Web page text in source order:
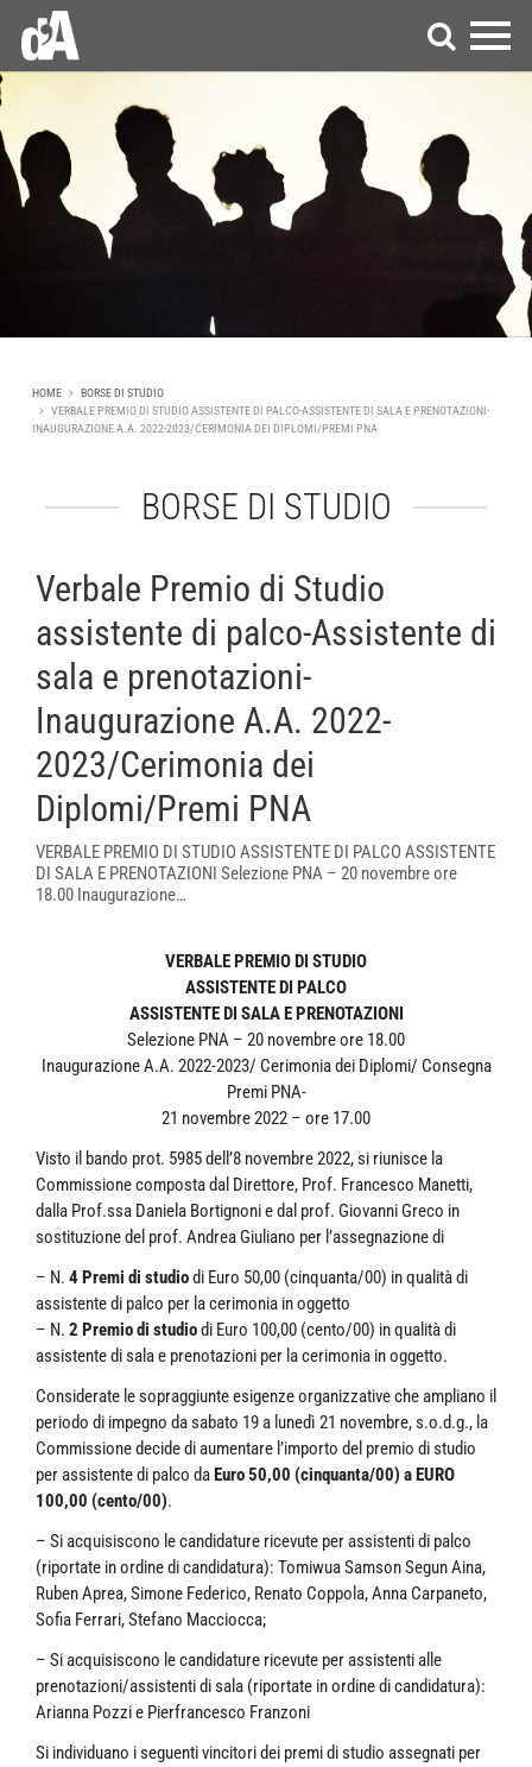
HOME
BORSE DI STUDIO
VERBALE PREMIO DI STUDIO ASSISTENTE DI PALCO-ASSISTENTE DI SALA E PRENOTAZIONI-
INAUGURAZIONE A.A. 2022-2023/CERIMONIA DEI DIPLOMI/PREMI PNA
BORSE DI STUDIO
Verbale Premio di Studio
assistente di palco-Assistente di
sala e prenotazioni-
Inaugurazione A.A. 2022-
2023/Cerimonia dei
Diplomi/Premi PNA
VERBALE PREMIO DI STUDIO ASSISTENTE DI PALCO ASSISTENTE
DI SALA E PRENOTAZIONI Selezione PNA – 20 novembre ore
18.00 Inaugurazione…
VERBALE PREMIO DI STUDIO
ASSISTENTE DI PALCO
ASSISTENTE DI SALA E PRENOTAZIONI
Selezione PNA – 20 novembre ore 18.00
Inaugurazione A.A. 2022-2023/ Cerimonia dei Diplomi/ Consegna
Premi PNA-
21 novembre 2022 – ore 17.00
Visto il bando prot. 5985 dell’8 novembre 2022, si riunisce la
Commissione composta dal Direttore, Prof. Francesco Manetti,
dalla Prof.ssa Daniela Bortignoni e dal prof. Giovanni Greco in
sostituzione del prof. Andrea Giuliano per l’assegnazione di
– N. 4 Premi di studiodi Euro 50,00 (cinquanta/00) in qualità di
assistente di palco per la cerimonia in oggetto
– N. 2 Premio di studiodi Euro 100,00 (cento/00) in qualità di
assistente di sala e prenotazioni per la cerimonia in oggetto.
Considerate le sopraggiunte esigenze organizzative che ampliano il
periodo di impegno da sabato 19 a lunedì 21 novembre, s.o.d.g., la
Commissione decide di aumentare l’importo del premio di studio
per assistente di palco daEuro 50,00 (cinquanta/00) a EURO
100,00 (cento/00).
– Si acquisiscono le candidature ricevute per assistenti di palco
(riportate in ordine di candidatura): Tomiwua Samson Segun Aina,
Ruben Aprea, Simone Federico, Renato Coppola, Anna Carpaneto,
Sofia Ferrari, Stefano Macciocca;
– Si acquisiscono le candidature ricevute per assistenti alle
prenotazioni/assistenti di sala (riportate in ordine di candidatura):
Arianna Pozzi e Pierfrancesco Franzoni
Si individuano i seguenti vincitori dei premi di studio assegnati per